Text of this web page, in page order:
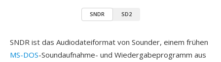
SNDR SD2
SNDR ist das Audiodateiformat von Sounder, einem frühen
MS-DOS-Soundaufnahme- und Wiedergabeprogramm aus